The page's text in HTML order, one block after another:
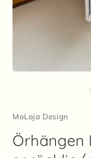
MoLaja Design
Örhängen